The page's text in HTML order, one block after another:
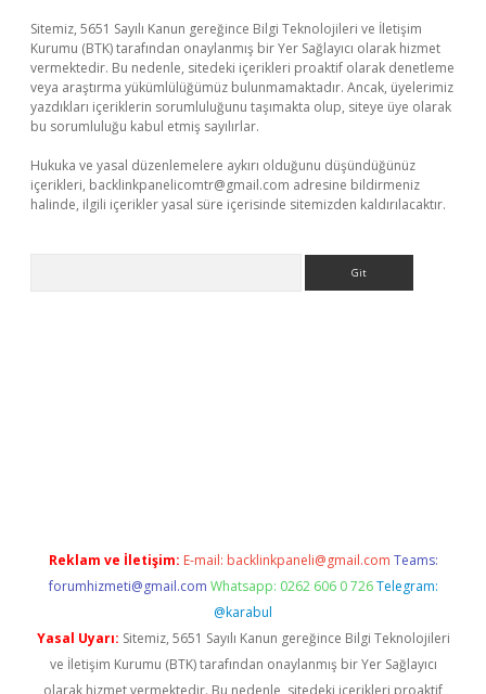
Sitemiz, 5651 Sayılı Kanun gereğince Bilgi Teknolojileri ve İletişim
Kurumu (BTK) tarafından onaylanmış bir Yer Sağlayıcı olarak hizmet
vermektedir. Bu nedenle, sitedeki içerikleri proaktif olarak denetleme
veya araştırma yükümlülüğümüz bulunmamaktadır. Ancak, üyelerimiz
yazdıkları içeriklerin sorumluluğunu taşımakta olup, siteye üye olarak
bu sorumluluğu kabul etmiş sayılırlar.
Hukuka ve yasal düzenlemelere aykırı olduğunu düşündüğünüz
içerikleri, backlinkpanelicomtr@gmail.com adresine bildirmeniz
halinde, ilgili içerikler yasal süre içerisinde sitemizden kaldırılacaktır.
Reklam ve İletişim: E-mail: backlinkpaneli@gmail.com Teams:
forumhizmeti@gmail.com Whatsapp: 0262 606 0 726 Telegram:
@karabul
Yasal Uyarı: Sitemiz, 5651 Sayılı Kanun gereğince Bilgi Teknolojileri
ve İletişim Kurumu (BTK) tarafından onaylanmış bir Yer Sağlayıcı
olarak hizmet vermektedir. Bu nedenle, sitedeki içerikleri proaktif